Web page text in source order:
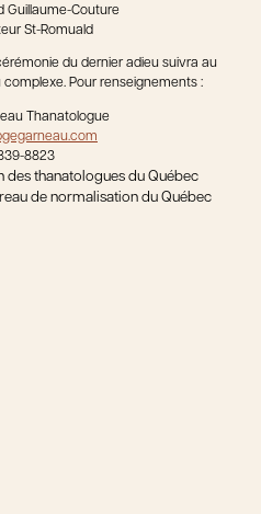
Guillaume-Couture
St-Romuald
du dernier adieu suivra au
complexe. Pour renseignements :
Thanatologue
8823
thanatologues du Québec
de normalisation du Québec